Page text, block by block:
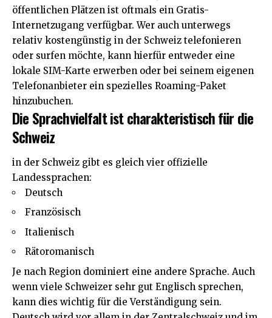
öffentlichen Plätzen ist oftmals ein Gratis-
Internetzugang verfügbar. Wer auch unterwegs
relativ kostengünstig in der Schweiz telefonieren
oder surfen möchte, kann hierfür entweder eine
lokale SIM-Karte erwerben oder bei seinem eigenen
Telefonanbieter ein spezielles Roaming-Paket
hinzubuchen.
Die Sprachvielfalt ist charakteristisch für die
Schweiz
in der Schweiz gibt es gleich vier offizielle
Landessprachen:
Deutsch
Französisch
Italienisch
Rätoromanisch
Je nach Region dominiert eine andere Sprache. Auch
wenn viele Schweizer sehr gut Englisch sprechen,
kann dies wichtig für die Verständigung sein.